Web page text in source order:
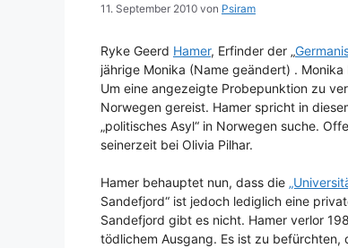
11. September 2010 von Psiram
Ryke Geerd Hamer, Erfinder der „
jährige Monika (Name geändert) .
Um eine angezeigte Probepunktion zu
Norwegen gereist. Hamer spricht in
„politisches Asyl“ in Norwegen suche.
seinerzeit bei Olivia Pilhar.
Hamer behauptet nun, dass die
Sandefjord“ ist jedoch lediglich eine
Sandefjord gibt es nicht. Hamer verlor
tödlichem Ausgang. Es ist zu befürchten,